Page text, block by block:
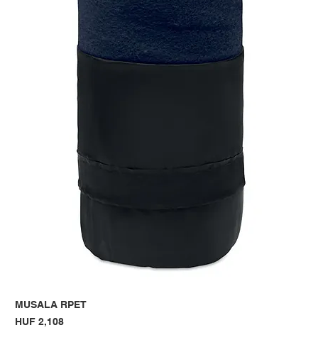
MUSALA RPET
Price
HUF 2,108